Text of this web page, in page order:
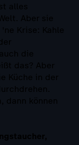
alles
Aber sie
Krise: Kahle
die
das? Aber
Küche in der
dann können